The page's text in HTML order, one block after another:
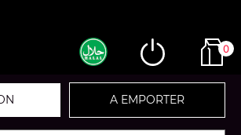
0
A EMPORTER